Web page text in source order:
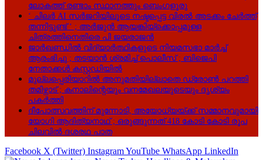
ലോകത്ത് രണ്ടാം സ്ഥാനത്തും ബെംഗളൂരു
‘ ചിലർ AI സർജറിയിലൂടെ നഷ്ടപ്പെട്ട വിരൽ അടക്കം ചേർത്ത്
തന്നിട്ടുണ്ട് ‘ ; അർജുൻ ആയങ്കിയ്ക്കൊപ്പമുള്ള
ചിത്രത്തിനെതിരെ പി ജയരാജൻ
ജാർഖണ്ഡിൽ വിദ്യാർത്ഥികളുടെ നിയമസഭാ മാർച്ച്
ആരംഭിച്ചു ; തടയാൻ ശ്രമിച്ച് പൊലീസ് ; ബിജെപി
നേതാക്കൾ കസ്റ്റഡിയിൽ
മുല്ലപ്പെരിയാറിൽ അനുമതിയില്ലാതെ ഡ്രോൺ പറത്തി
തമിഴ്നാട് ; കനാലിന്റെയും വനമേഖലയുടെയും ദൃശ്യം
പകർത്തി
ദീപോത്സവത്തിന് മുന്നോടി, അയോധ്യയ്ക്ക് സമ്മാനവുമായി
യോഗി ആദിത്യനാഥ് ; ഒരുങ്ങുന്നത് 418 കോടി കോടി രൂപ
ചിലവിൽ ദശരഥ പാത
Facebook X (Twitter) InstagramYouTube WhatsApp LinkedIn